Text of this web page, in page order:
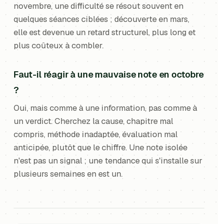
novembre, une difficulté se résout souvent en
quelques séances ciblées ; découverte en mars,
elle est devenue un retard structurel, plus long et
plus coûteux à combler.
Faut-il réagir à une mauvaise note en octobre
?
Oui, mais comme à une information, pas comme à
un verdict. Cherchez la cause, chapitre mal
compris, méthode inadaptée, évaluation mal
anticipée, plutôt que le chiffre. Une note isolée
n'est pas un signal ; une tendance qui s'installe sur
plusieurs semaines en est un.